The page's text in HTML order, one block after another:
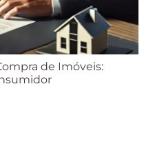
de Imóveis: